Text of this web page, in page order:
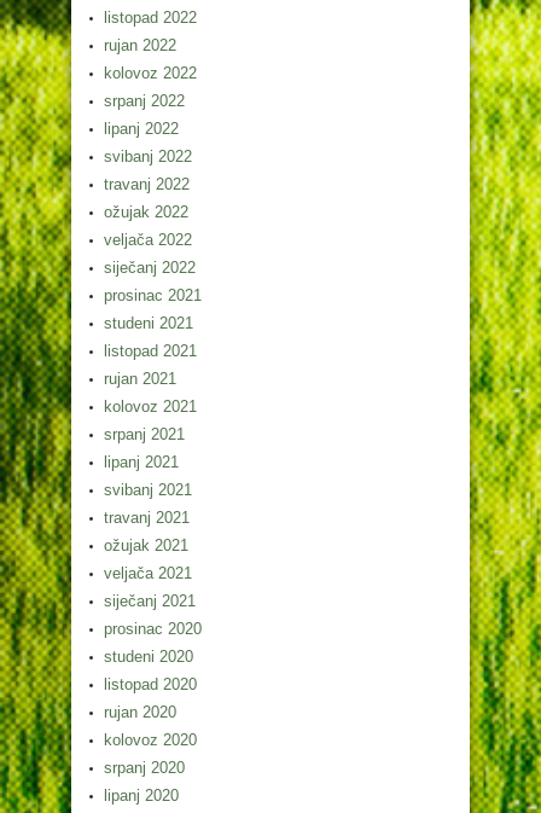
listopad 2022
rujan 2022
kolovoz 2022
srpanj 2022
lipanj 2022
svibanj 2022
travanj 2022
ožujak 2022
veljača 2022
siječanj 2022
prosinac 2021
studeni 2021
listopad 2021
rujan 2021
kolovoz 2021
srpanj 2021
lipanj 2021
svibanj 2021
travanj 2021
ožujak 2021
veljača 2021
siječanj 2021
prosinac 2020
studeni 2020
listopad 2020
rujan 2020
kolovoz 2020
srpanj 2020
lipanj 2020